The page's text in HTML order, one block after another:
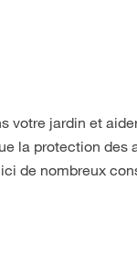
votre jardin et
la protection des
de nombreux